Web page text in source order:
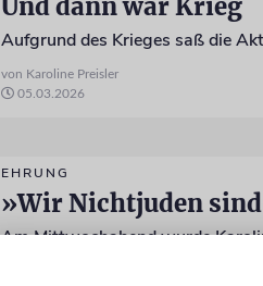
Und dann war Krieg
von Karoline Preisler
05.03.2026
EHRUNG
»Wir Nichtjuden